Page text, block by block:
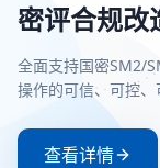
一站式
覆盖定级、备
等级保护测评
查看详情
密评合规改
全面支持国密SM2/
操作的可信、可控、
查看详情
两高一
聚焦高危漏洞
的安全防护体系
查看详情
零信任
基于零信任架
严格验证和持
查看详情